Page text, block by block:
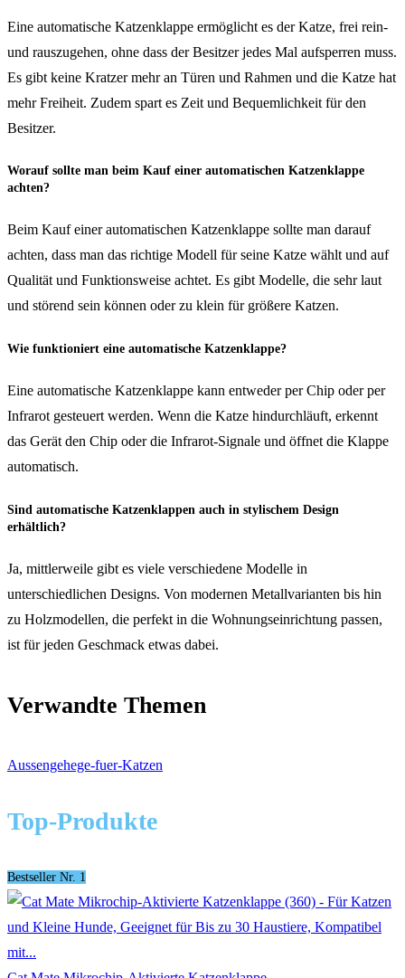
Eine automatische Katzenklappe ermöglicht es der Katze, frei rein-
und rauszugehen, ohne dass der Besitzer jedes Mal aufsperren muss.
Es gibt keine Kratzer mehr an Türen und Rahmen und die Katze hat
mehr Freiheit. Zudem spart es Zeit und Bequemlichkeit für den
Besitzer.
Worauf sollte man beim Kauf einer automatischen Katzenklappe
achten?
Beim Kauf einer automatischen Katzenklappe sollte man darauf
achten, dass man das richtige Modell für seine Katze wählt und auf
Qualität und Funktionsweise achtet. Es gibt Modelle, die sehr laut
und störend sein können oder zu klein für größere Katzen.
Wie funktioniert eine automatische Katzenklappe?
Eine automatische Katzenklappe kann entweder per Chip oder per
Infrarot gesteuert werden. Wenn die Katze hindurchläuft, erkennt
das Gerät den Chip oder die Infrarot-Signale und öffnet die Klappe
automatisch.
Sind automatische Katzenklappen auch in stylischem Design
erhältlich?
Ja, mittlerweile gibt es viele verschiedene Modelle in
unterschiedlichen Designs. Von modernen Metallvarianten bis hin
zu Holzmodellen, die perfekt in die Wohnungseinrichtung passen,
ist für jeden Geschmack etwas dabei.
Verwandte Themen
Aussengehege-fuer-Katzen
Top-Produkte
Bestseller Nr. 1